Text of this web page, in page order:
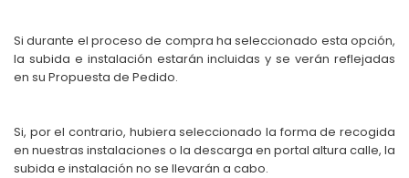
Si durante el proceso de compra ha seleccionado esta opción,
la subida e instalación estarán incluidas y se verán reflejadas
en su Propuesta de Pedido.
Si, por el contrario, hubiera seleccionado la forma de recogida
en nuestras instalaciones o la descarga en portal altura calle, la
subida e instalación no se llevarán a cabo.